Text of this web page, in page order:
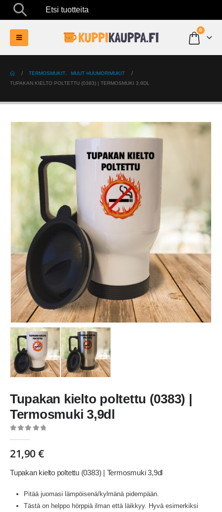
Etsi tuotteita
0
TERMOSMUKIT
MUUT HUUMORIMUKIT
TUPAKAN KIELTO POLTETTU (0383) | TERMOSMUKI 3,9DL
Tupakan kielto poltettu (0383) |
Termosmuki 3,9dl
21,90 €
Tupakan kielto poltettu (0383) | Termosmuki 3,9dl
Pitää juomasi lämpöisenä/kylmänä pidempään.
Tästä on helppo hörppiä ilman että läikkyy. Hyvä esimerkiksi